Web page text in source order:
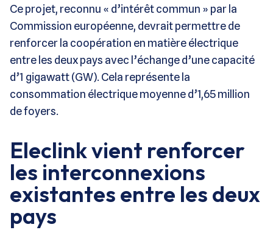
Ce projet, reconnu « d’intérêt commun » par la
Commission européenne, devrait permettre de
renforcer la coopération en matière électrique
entre les deux pays avec l’échange d’une capacité
d’1 gigawatt (GW). Cela représente la
consommation électrique moyenne d’1,65 million
de foyers.
Eleclink vient renforcer
les interconnexions
existantes entre les deux
pays